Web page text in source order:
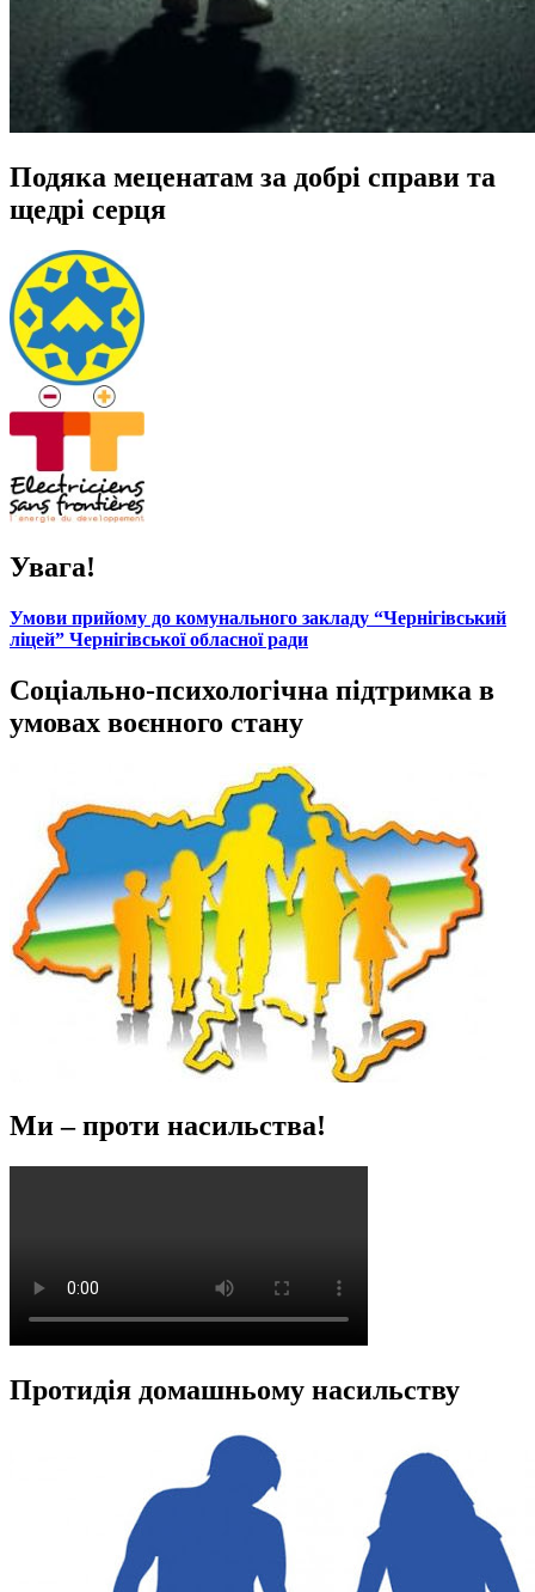
Подяка меценатам за добрі справи та
щедрі серця
Увага!
Умови прийому до комунального закладу “Чернігівський
ліцей” Чернігівської обласної ради
Соціально-психологічна підтримка в
умовах воєнного стану
Ми – проти насильства!
Протидія домашньому насильству